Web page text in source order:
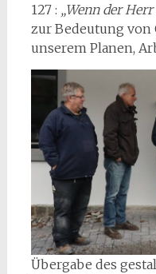
127 : „Wenn der
zur Bedeutung von
unserem Planen,
Übergabe des